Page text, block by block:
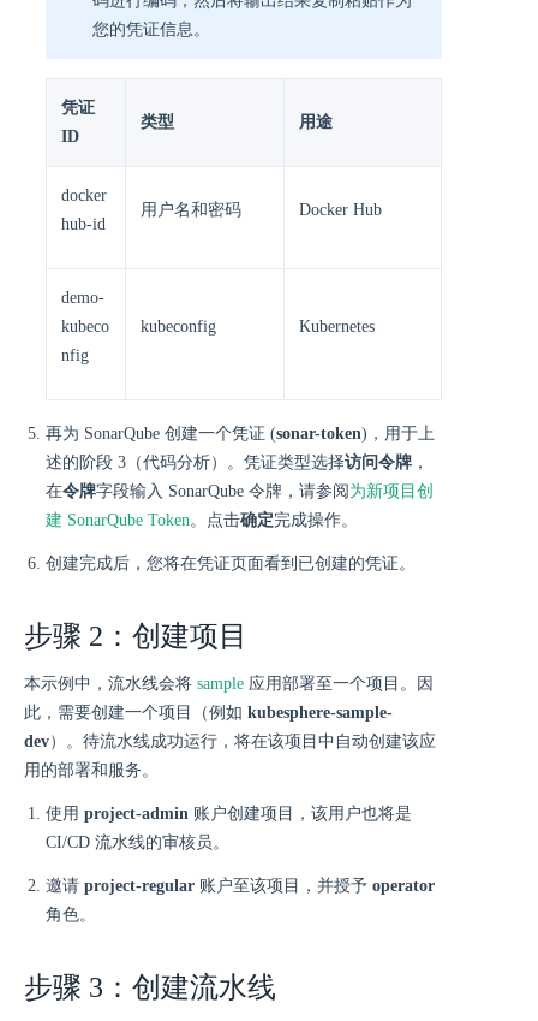
您的凭证信息。
凭证
ID
类型 用途
docker
hub-id
用户名和密码 Docker Hub
demo-
kubeco
nfig
kubeconfig Kubernetes
再为 SonarQube 创建一个凭证 (sonar-token)，用于上
述的阶段 3（代码分析）。凭证类型选择访问令牌 ，
在令牌字段输入 SonarQube 令牌，请参阅 为新项目创
建 SonarQube Token。点击确定完成操作。
创建完成后，您将在凭证页面看到已创建的凭证。
步骤 2：创建项目
本示例中，流水线会将 sample 应用部署至一个项目。因
此，需要创建一个项目（例如 kubesphere-sample-
dev）。待流水线成功运行，将在该项目中自动创建该应
用的部署和服务。
使用 project-admin 账户创建项目，该用户也将是
CI/CD 流水线的审核员。
邀请 project-regular 账户至该项目，并授予 operator
角色。
步骤 3：创建流水线